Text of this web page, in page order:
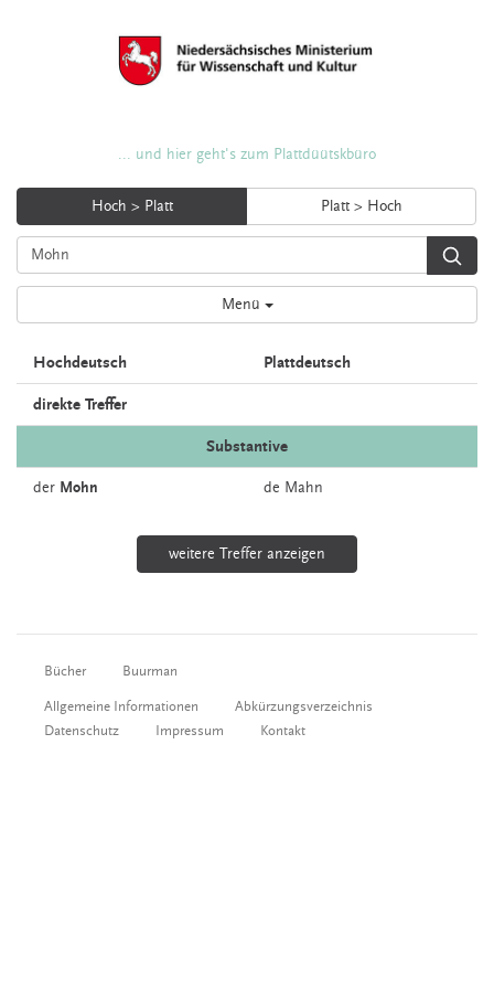
... und hier geht's zum Plattdüütskbüro
Hoch > Platt Platt > Hoch
Menü
Hochdeutsch Plattdeutsch
direkte Treffer
Substantive
der Mohn de Mahn
weitere Treffer anzeigen
Bücher Buurman
Allgemeine Informationen
Abkürzungsverzeichnis
Datenschutz
Impressum Kontakt